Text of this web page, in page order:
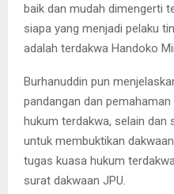
baik dan mudah dimengerti
siapa yang menjadi pelaku
adalah terdakwa Handoko
Burhanuddin pun
pandangan dan
hukum terdakwa, selain dan
untuk membuktikan
tugas kuasa hukum
surat dakwaan JPU.